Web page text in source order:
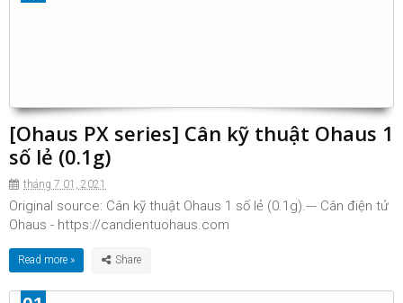
[Ohaus PX series] Cân kỹ thuật Ohaus 1
số lẻ (0.1g)
tháng 7 01, 2021
Original source: Cân kỹ thuật Ohaus 1 số lẻ (0.1g).--- Cân điện tử
Ohaus - https://candientuohaus.com
Read more »